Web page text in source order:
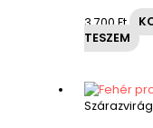
3,700Ft
TESZEM